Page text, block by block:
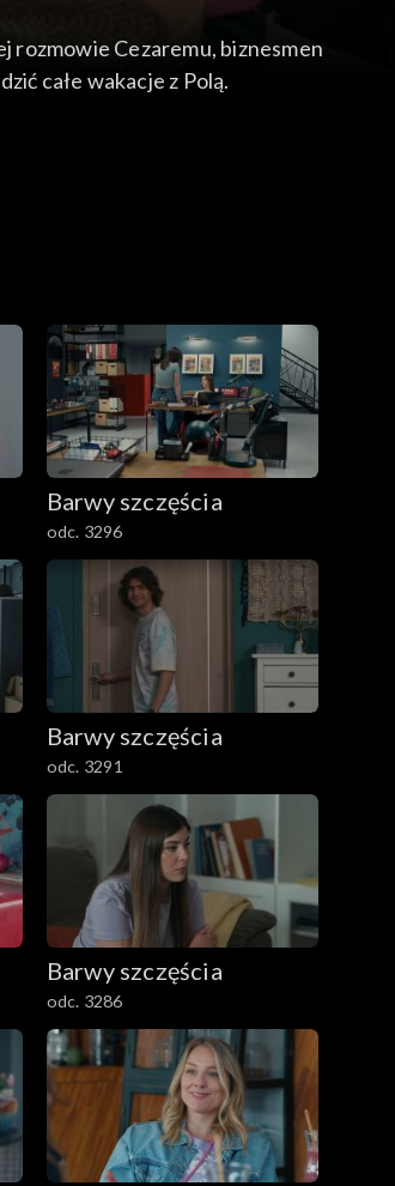
rozmowie Cezaremu, biznesmen
całe wakacje z Polą.
Barwy szczęścia
odc. 3296
Barwy szczęścia
odc. 3291
Barwy szczęścia
odc. 3286